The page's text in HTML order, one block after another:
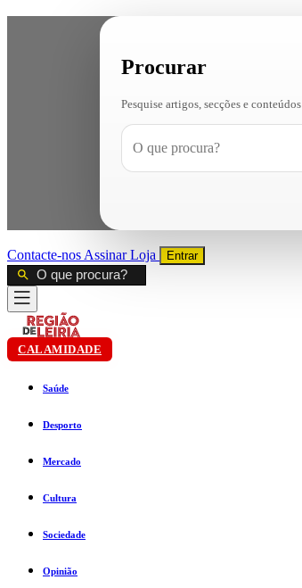
Procurar
Pesquise artigos, secções e conteúdos
Contacte-nos AssinarLoja Entrar
CALAMIDADE
Saúde
Desporto
Mercado
Cultura
Sociedade
Opinião